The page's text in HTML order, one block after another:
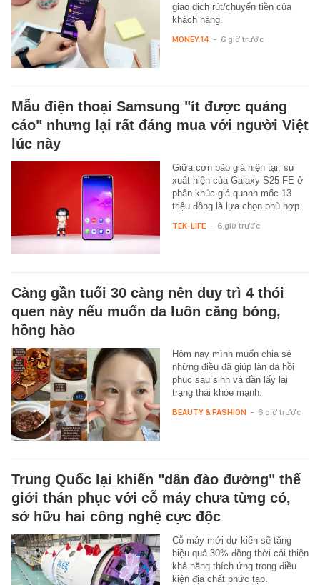
giao dịch rút/chuyển tiền của
khách hàng.
MONEY.14 - 6 giờ trước
Mẫu điện thoại Samsung "ít được quảng
cáo" nhưng lại rất đáng mua với người Việt
lúc này
Giữa cơn bão giá hiện tại, sự
xuất hiện của Galaxy S25 FE ở
phân khúc giá quanh mốc 13
triệu đồng là lựa chọn phù hợp.
TEK-LIFE - 6 giờ trước
Càng gần tuổi 30 càng nên duy trì 4 thói
quen này nếu muốn da luôn căng bóng,
hồng hào
Hôm nay mình muốn chia sẻ
những điều đã giúp làn da hồi
phục sau sinh và dần lấy lại
trạng thái khỏe mạnh.
BEAUTY & FASHION - 6 giờ trước
Trung Quốc lại khiến "dân đào đường" thế
giới thán phục với cỗ máy chưa từng có,
sở hữu hai công nghệ cực độc
Cỗ máy mới dự kiến sẽ tăng
hiệu quả 30% đồng thời cải thiện
khả năng thích ứng trong điều
kiện địa chất phức tạp.